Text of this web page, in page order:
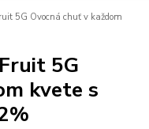
5G Ovocná chuť v každom
5G
kvete s